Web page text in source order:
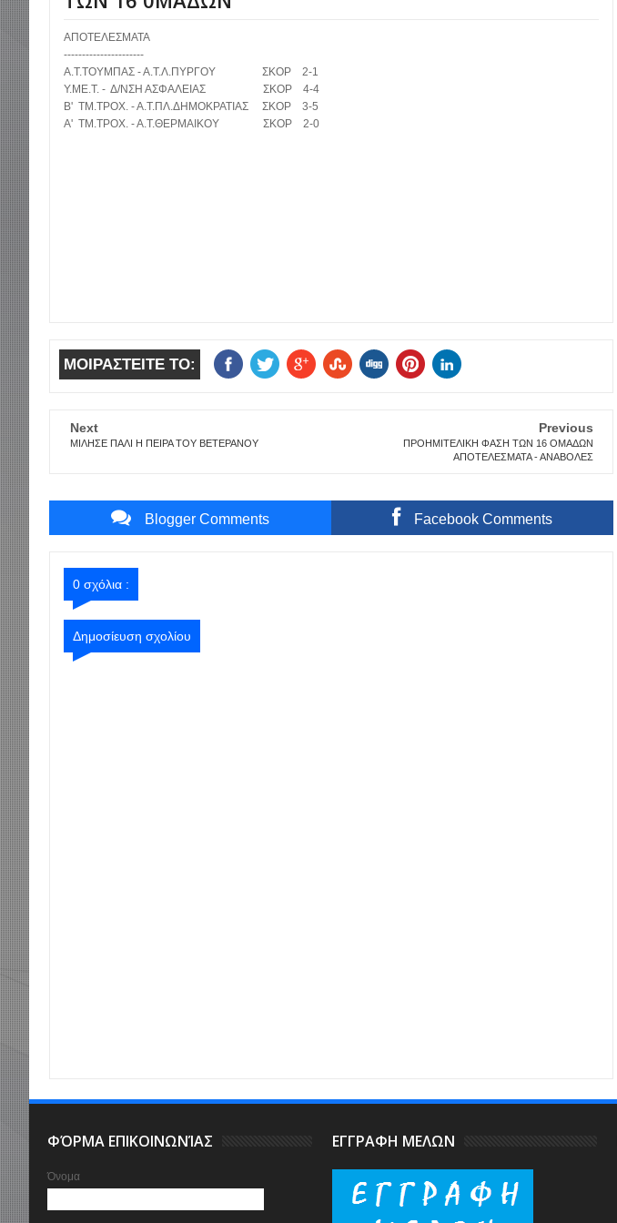
ΑΠΟΤΕΛΕΣΜΑΤΑ
----------------------
Α.Τ.ΤΟΥΜΠΑΣ - Α.Τ.Λ.ΠΥΡΓΟΥ ΣΚΟΡ 2-1
Υ.ΜΕ.Τ. - Δ/ΝΣΗ ΑΣΦΑΛΕΙΑΣ ΣΚΟΡ 4-4
Β' ΤΜ.ΤΡΟΧ. - Α.Τ.ΠΛ.ΔΗΜΟΚΡΑΤΙΑΣ ΣΚΟΡ 3-5
Α' ΤΜ.ΤΡΟΧ. - Α.Τ.ΘΕΡΜΑΙΚΟΥ ΣΚΟΡ 2-0
ΜΟΙΡΑΣΤΕΙΤΕ ΤΟ:
Next
ΜΙΛΗΣΕ ΠΑΛΙ Η ΠΕΙΡΑ ΤΟΥ ΒΕΤΕΡΑΝΟΥ
Previous
ΠΡΟΗΜΙΤΕΛΙΚΗ ΦΑΣΗ ΤΩΝ 16 ΟΜΑΔΩΝ
ΑΠΟΤΕΛΕΣΜΑΤΑ - ΑΝΑΒΟΛΕΣ
Blogger Comments Facebook Comments
0 σχόλια :
Δημοσίευση σχολίου
ΦΌΡΜΑ ΕΠΙΚΟΙΝΩΝΊΑΣ
Όνομα
ΕΓΓΡΑΦΗ ΜΕΛΩΝ